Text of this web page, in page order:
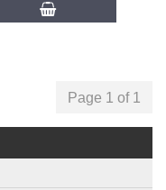
Page 1 of 1